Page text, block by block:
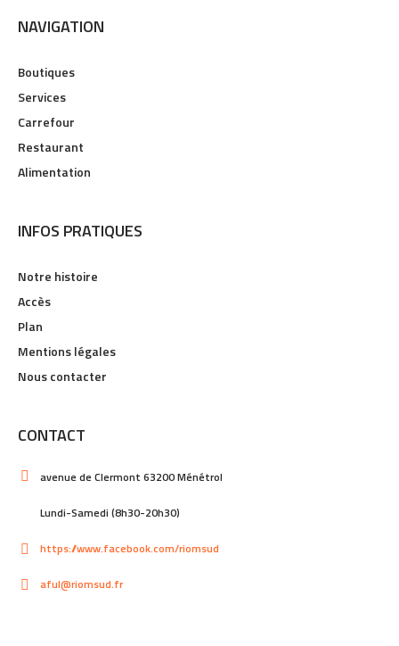
NAVIGATION
Boutiques
Services
Carrefour
Restaurant
Alimentation
INFOS PRATIQUES
Notre histoire
Accès
Plan
Mentions légales
Nous contacter
CONTACT
avenue de Clermont 63200 Ménétrol
Lundi-Samedi (8h30-20h30)
https://www.facebook.com/riomsud
aful@riomsud.fr